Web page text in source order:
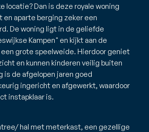
locatie? Dan is deze royale woning
en aparte berging zeker een
De woning ligt in de geliefde
Kampen" en kijkt aan de
grote speelweide. Hierdoor geniet
en kunnen kinderen veilig buiten
is de afgelopen jaren goed
ingericht en afgewerkt, waardoor
instapklaar is.
hal met meterkast, een gezellige